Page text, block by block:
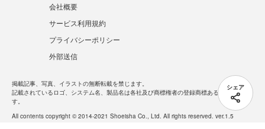
シェア
会社概要
サービス利用規約
プライバシーポリシー
外部送信
掲載記事、写真、イラストの無断転載を禁じます。
記載されているロゴ、システム名、製品名は各社及び商標権者の登録商標あるいは商標で
す。
All contents copyright © 2014-2021 Shoeisha Co., Ltd. All rights reserved. ver.1.5